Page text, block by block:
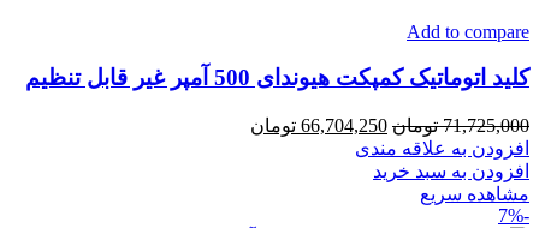
Add to compare
کلید اتوماتیک کمپکت هیوندای 500 آمپر غیر قابل تنظیم
71,725,000 تومان قیمت
اصلی
66,704,250 تومان
افزودن به علاقه مندی
افزودن به سبد خرید
مشاهده سریع
-7%